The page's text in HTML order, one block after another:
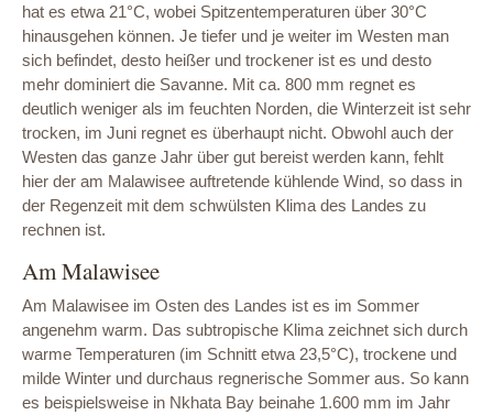
hat es etwa 21°C, wobei Spitzentemperaturen über 30°C
hinausgehen können. Je tiefer und je weiter im Westen man
sich befindet, desto heißer und trockener ist es und desto
mehr dominiert die Savanne. Mit ca. 800 mm regnet es
deutlich weniger als im feuchten Norden, die Winterzeit ist sehr
trocken, im Juni regnet es überhaupt nicht. Obwohl auch der
Westen das ganze Jahr über gut bereist werden kann, fehlt
hier der am Malawisee auftretende kühlende Wind, so dass in
der Regenzeit mit dem schwülsten Klima des Landes zu
rechnen ist.
Am Malawisee
Am Malawisee im Osten des Landes ist es im Sommer
angenehm warm. Das subtropische Klima zeichnet sich durch
warme Temperaturen (im Schnitt etwa 23,5°C), trockene und
milde Winter und durchaus regnerische Sommer aus. So kann
es beispielsweise in Nkhata Bay beinahe 1.600 mm im Jahr